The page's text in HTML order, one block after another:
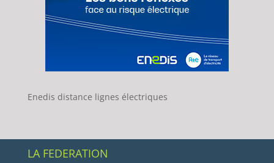
Enedis distance lignes électriques
LA FEDERATION